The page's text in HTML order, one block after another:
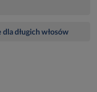
długich włosów